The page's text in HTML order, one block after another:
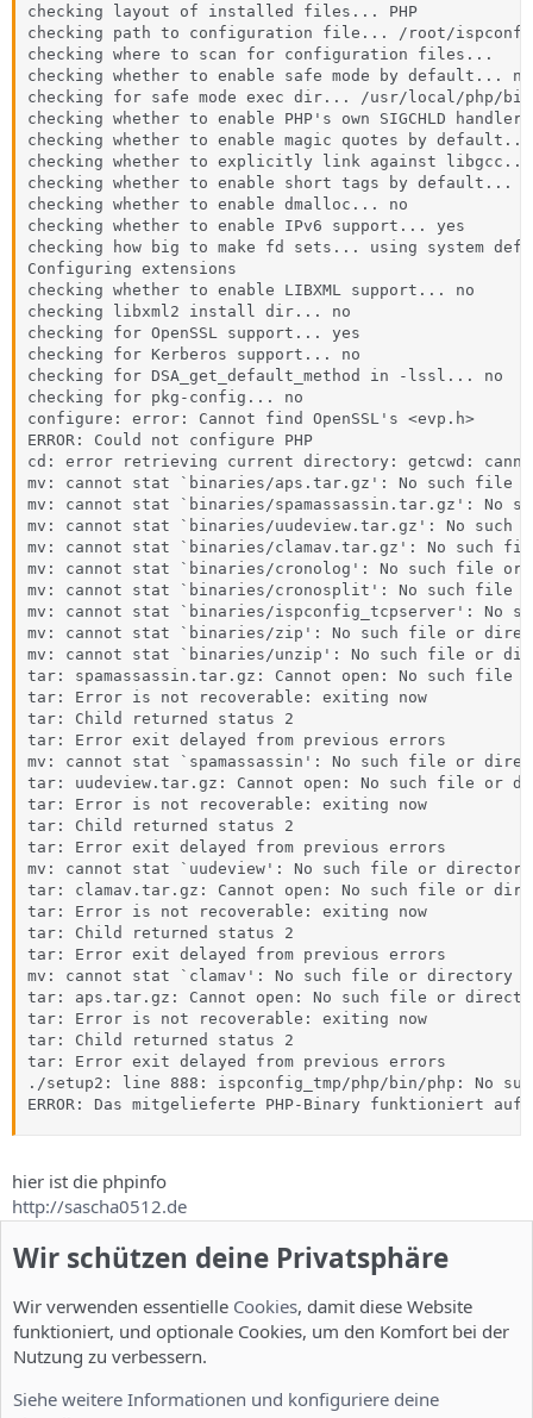
checking layout of installed files... PHP
checking path to configuration file... /root/
checking where to scan for configuration files...
checking whether to enable safe mode by default... no
checking for safe mode exec dir... /usr/local/php/bin
checking whether to enable PHP's own SIGCHLD
checking whether to enable magic quotes by
checking whether to explicitly link against libgcc...
checking whether to enable short tags by default...
checking whether to enable dmalloc... no
checking whether to enable IPv6 support... yes
checking how big to make fd sets... using system
Configuring extensions
checking whether to enable LIBXML support... no
checking libxml2 install dir... no
checking for OpenSSL support... yes
checking for Kerberos support... no
checking for DSA_get_default_method in -lssl... no
checking for pkg-config... no
configure: error: Cannot find OpenSSL's <evp.h>
ERROR: Could not configure PHP
cd: error retrieving current directory: getcwd:
mv: cannot stat `binaries/aps.tar.gz': No such file
mv: cannot stat `binaries/spamassassin.tar.gz': No
mv: cannot stat `binaries/uudeview.tar.gz': No
mv: cannot stat `binaries/clamav.tar.gz': No such
mv: cannot stat `binaries/cronolog': No such file or
mv: cannot stat `binaries/cronosplit': No such file
mv: cannot stat `binaries/ispconfig_tcpserver': No
mv: cannot stat `binaries/zip': No such file or
mv: cannot stat `binaries/unzip': No such file or
tar: spamassassin.tar.gz: Cannot open: No such file
tar: Error is not recoverable: exiting now
tar: Child returned status 2
tar: Error exit delayed from previous errors
mv: cannot stat `spamassassin': No such file or
tar: uudeview.tar.gz: Cannot open: No such file or
tar: Error is not recoverable: exiting now
tar: Child returned status 2
tar: Error exit delayed from previous errors
mv: cannot stat `uudeview': No such file or directory
tar: clamav.tar.gz: Cannot open: No such file or
tar: Error is not recoverable: exiting now
tar: Child returned status 2
tar: Error exit delayed from previous errors
mv: cannot stat `clamav': No such file or directory
tar: aps.tar.gz: Cannot open: No such file or
tar: Error is not recoverable: exiting now
tar: Child returned status 2
tar: Error exit delayed from previous errors
./setup2: line 888: ispconfig_tmp/php/bin/php: No
ERROR: Das mitgelieferte PHP-Binary funktioniert
hier ist die phpinfo
http://sascha0512.de
kann mir einer weiter helfen
hab suse 11 drauf
Zuletzt bearbeitet: 31. Juli 2008
T Till
Wir schützen deine Privatsphäre
Wir verwenden essentielle Cookies, damit diese Website
funktioniert, und optionale Cookies, um den Komfort bei der
Nutzung zu verbessern.
Siehe weitere Informationen und konfiguriere deine